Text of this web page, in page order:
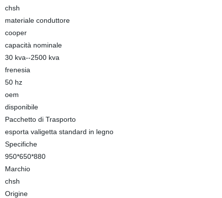
chsh
materiale conduttore
cooper
capacità nominale
30 kva--2500 kva
frenesia
50 hz
oem
disponibile
Pacchetto di Trasporto
esporta valigetta standard in legno
Specifiche
950*650*880
Marchio
chsh
Origine